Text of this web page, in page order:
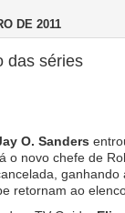
DE 2011
das séries
O. Sanders
o novo chefe de
retornam ao